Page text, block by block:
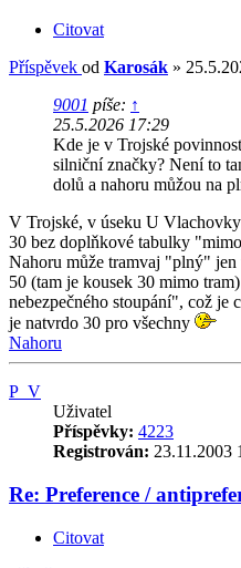
Citovat
Příspěvek od Karosák »
9001 píše: ↑
25.5.2026 17:29
Kde je v Trojské
silniční značky? Není to
dolů a nahoru můžou na
V Trojské, v úseku U
30 bez doplňkové tabulky
Nahoru může tramvaj "plný"
50 (tam je kousek 30 mimo
nebezpečného stoupání", což
je natvrdo 30 pro všechny
Nahoru
P_V
Uživatel
Příspěvky: 4223
Registrován: 23.11.2003
Re: Preference /
Citovat